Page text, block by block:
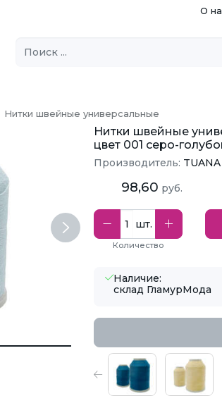
О
Нитки швейные универсальные
Next
Нитки швейные
цвет 001 серо-
Производитель: TUANA
98,60 руб.
шт.
Количество
Наличие:
склад ГламурМода